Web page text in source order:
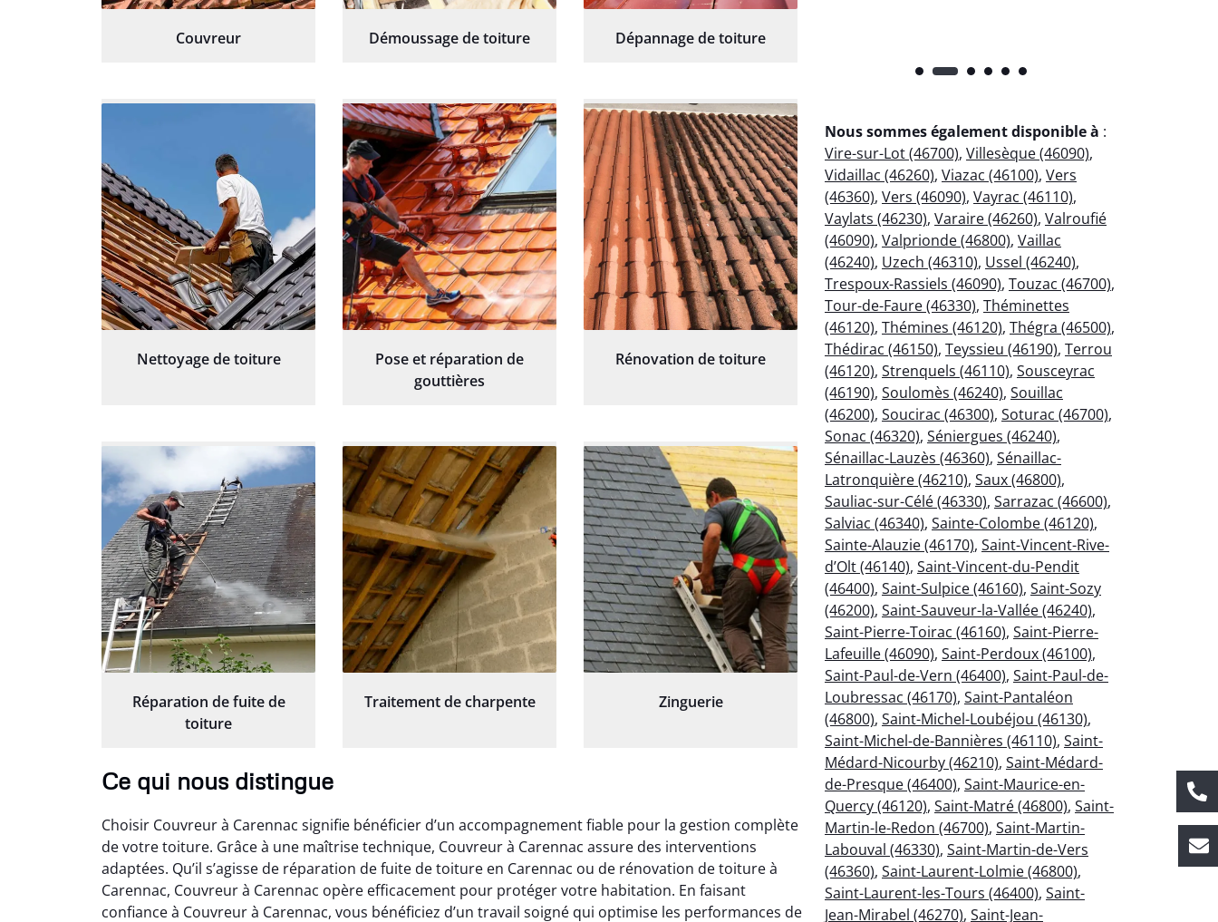
Couvreur Démoussage de toiture Dépannage de toiture
Nettoyage de toiture
Pose et réparation de
gouttières
Rénovation de toiture
Réparation de fuite de
toiture
Traitement de charpente Zinguerie
Ce qui nous distingue
Choisir Couvreur à Carennac signifie bénéficier d’un accompagnement fiable pour la gestion complète
de votre toiture. Grâce à une maîtrise technique, Couvreur à Carennac assure des interventions
adaptées. Qu’il s’agisse de réparation de fuite de toiture en Carennac ou de rénovation de toiture à
Carennac, Couvreur à Carennac opère efficacement pour protéger votre habitation. En faisant
confiance à Couvreur à Carennac, vous bénéficiez d’un travail soigné qui optimise les performances de
Nous sommes également disponible à :
Vire-sur-Lot (46700), Villesèque (46090),
Vidaillac (46260), Viazac (46100), Vers
(46360), Vers (46090), Vayrac (46110),
Vaylats (46230), Varaire (46260), Valroufié
(46090), Valprionde (46800), Vaillac
(46240), Uzech (46310), Ussel (46240),
Trespoux-Rassiels (46090), Touzac (46700),
Tour-de-Faure (46330), Théminettes
(46120), Thémines (46120), Thégra (46500),
Thédirac (46150), Teyssieu (46190), Terrou
(46120), Strenquels (46110), Sousceyrac
(46190), Soulomès (46240), Souillac
(46200), Soucirac (46300), Soturac (46700),
Sonac (46320), Séniergues (46240),
Sénaillac-Lauzès (46360), Sénaillac-
Latronquière (46210), Saux (46800),
Sauliac-sur-Célé (46330), Sarrazac (46600),
Salviac (46340), Sainte-Colombe (46120),
Sainte-Alauzie (46170), Saint-Vincent-Rive-
d’Olt (46140), Saint-Vincent-du-Pendit
(46400), Saint-Sulpice (46160), Saint-Sozy
(46200), Saint-Sauveur-la-Vallée (46240),
Saint-Pierre-Toirac (46160), Saint-Pierre-
Lafeuille (46090), Saint-Perdoux (46100),
Saint-Paul-de-Vern (46400), Saint-Paul-de-
Loubressac (46170), Saint-Pantaléon
(46800), Saint-Michel-Loubéjou (46130),
Saint-Michel-de-Bannières (46110), Saint-
Médard-Nicourby (46210), Saint-Médard-
de-Presque (46400), Saint-Maurice-en-
Quercy (46120), Saint-Matré (46800), Saint-
Martin-le-Redon (46700), Saint-Martin-
Labouval (46330), Saint-Martin-de-Vers
(46360), Saint-Laurent-Lolmie (46800),
Saint-Laurent-les-Tours (46400), Saint-
Jean-Mirabel (46270), Saint-Jean-